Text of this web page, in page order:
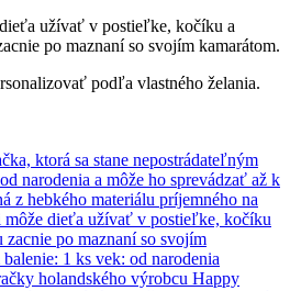
užívať v postieľke, kočíku a
po maznaní so svojím kamarátom.
podľa vlastného želania.